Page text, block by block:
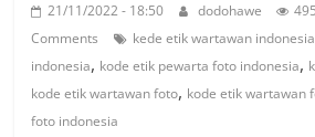
21/11/2022 - 18:50 dodohawe
Comments
kede etik wartawan indonesia
indonesia, kode etik pewarta foto indonesia,
kode etik wartawan foto, kode etik wartawan
foto indonesia